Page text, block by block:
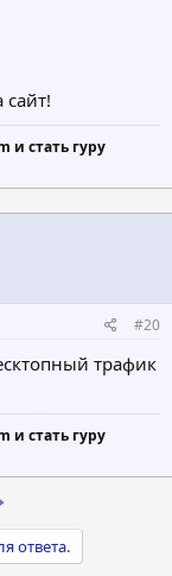
и стать гуру
#20
трафик
и стать гуру
ответа.